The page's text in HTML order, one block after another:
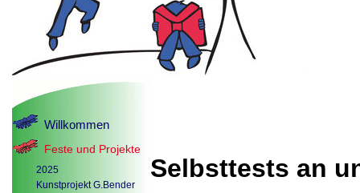
Willkommen
Feste und Projekte
2025
Kunstprojekt G.Bender
Selbsttests an